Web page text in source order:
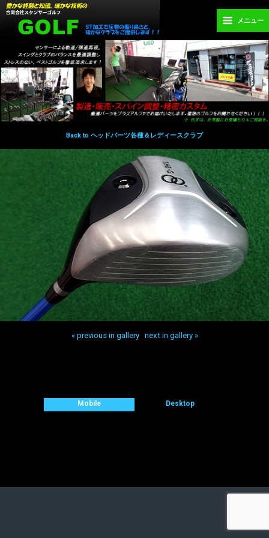
メニュー
Back to ヘッドパーツ各種＆レディースクラブ
« previous in gallery next in gallery »
Mobile Desktop